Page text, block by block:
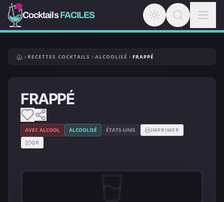
CocktailsFACILES
RECETTES COCKTAILS ALCOOLISÉ FRAPPÉ
FRAPPÉ
AVEC ALCOOL ALCOOLISÉ ÉTATS-UNIS
IMPRIMER
QR